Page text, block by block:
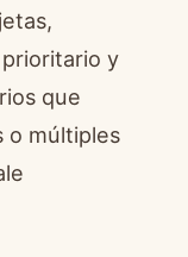
y
que
o múltiples